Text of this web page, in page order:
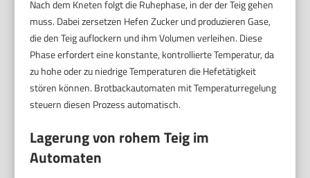
Nach dem Kneten folgt die Ruhephase, in der der Teig gehen
muss. Dabei zersetzen Hefen Zucker und produzieren Gase,
die den Teig auflockern und ihm Volumen verleihen. Diese
Phase erfordert eine konstante, kontrollierte Temperatur, da
zu hohe oder zu niedrige Temperaturen die Hefetätigkeit
stören können. Brotbackautomaten mit Temperaturregelung
steuern diesen Prozess automatisch.
Lagerung von rohem Teig im
Automaten